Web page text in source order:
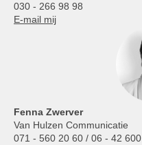
030 - 266 98 98
E-mail mij
Fenna Zwerver
Van Hulzen Communicatie
071 - 560 20 60 / 06 - 42